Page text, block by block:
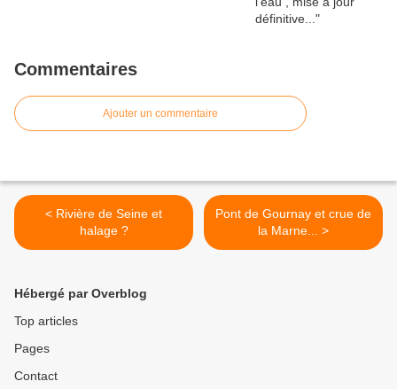
Commentaires
Ajouter un commentaire
< Rivière de Seine et
halage ?
Pont de Gournay et crue de
la Marne... >
Hébergé par Overblog
Top articles
Pages
Contact